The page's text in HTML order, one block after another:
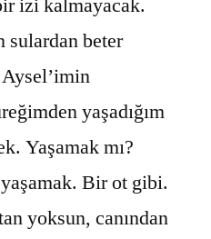
sulardan beter
yaşadığım
Yaşamak mı?
Bir ot gibi.
yoksun, canından